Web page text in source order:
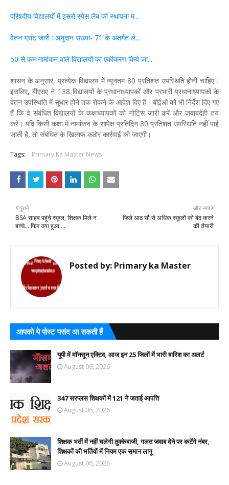
परिषदीय विद्यालयों में इसरो स्पेस लैब की स्थापना म...
वेतन ग्रांट जारी : अनुदान संख्या- 71 के अंतर्गत ले...
50 से कम नामांकन वाले विद्यालयों का एकीकरण किये जा...
शासन के अनुसार, प्रत्येक विद्यालय में न्यूनतम 80 प्रतिशत उपस्थिति होनी चाहिए।
इसलिए, बीएसए ने 138 विद्यालयों के प्रधानाध्यापकों और प्रभारी प्रधानाध्यापकों के
वेतन उपस्थिति में सुधार होने तक रोकने के आदेश दिए हैं। बीईओ को भी निर्देश दिए गए
हैं कि वे संबंधित विद्यालयों के कक्षाध्यापकों को नोटिस जारी करें और जवाबदेही तय
करें। यदि किसी कक्षा में नामांकन के सापेक्ष प्रतिदिन 80 प्रतिशत उपस्थिति नहीं पाई
जाती है, तो संबंधित के खिलाफ कठोर कार्रवाई की जाएगी।
Tags: Primary Ka Master News
और नया
जिले आठ सौ से अधिक स्कूलों को बंद करने
की तैयारी
पुराने
BSA साहब पहुंचे स्कूल, शिक्षक मिले न
बच्चे... फिर क्या हुआ....
Posted by: Primary ka Master
आपको ये पोस्ट पसंद आ सकती हैं
यूपी में मॉनसून एक्टिव, आज इन 25 जिलों में भारी बारिश का अलर्ट
August 06, 2026
347 सरप्लस शिक्षकों में 121 ने जताई आपत्ति
August 06, 2026
शिक्षक भर्ती में नहीं चलेगी तुक्केबाजी, गलत जवाब देने पर कटेंगे नंबर,
शिक्षकों की भर्तियों में नियम एक समान लागू
August 06, 2026